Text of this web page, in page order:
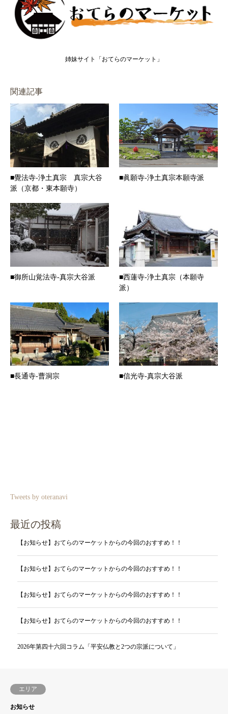
姉妹サイト「おてらのマーケット」
関連記事
■覺法寺-浄土真宗 真宗大谷
派（京都・東本願寺）
■眞願寺-浄土真宗本願寺派
■御所山覚法寺-真宗大谷派
■西蓮寺-浄土真宗（本願寺
派）
■長通寺-曹洞宗 ■信光寺-真宗大谷派
Tweets by oteranavi
最近の投稿
【お知らせ】おてらのマーケットからの今回のおすすめ！！
【お知らせ】おてらのマーケットからの今回のおすすめ！！
【お知らせ】おてらのマーケットからの今回のおすすめ！！
【お知らせ】おてらのマーケットからの今回のおすすめ！！
2026年第四十六回コラム「平安仏教と2つの宗派について」
エリア
お知らせ